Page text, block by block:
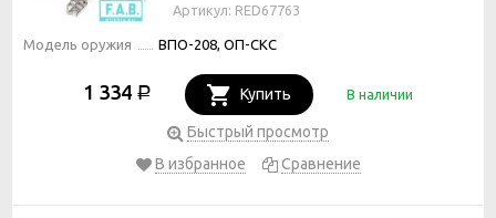
Артикул: RED67763
Модель оружия ВПО-208, ОП-СКС
1 334 Р Купить В наличии
Быстрый просмотр
В избранное
Сравнение